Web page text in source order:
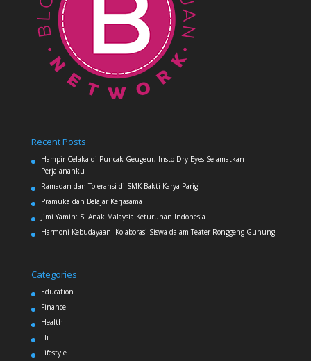
Recent Posts
Hampir Celaka di Puncak Geugeur, Insto Dry Eyes Selamatkan
Perjalananku
Ramadan dan Toleransi di SMK Bakti Karya Parigi
Pramuka dan Belajar Kerjasama
Jimi Yamin: Si Anak Malaysia Keturunan Indonesia
Harmoni Kebudayaan: Kolaborasi Siswa dalam Teater Ronggeng Gunung
Categories
Education
Finance
Health
Hi
Lifestyle